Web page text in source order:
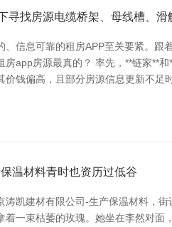
寻找房源电缆桥架、母线槽、
信息可靠的租房APP至关要紧。
app房源最真的？ 率先，**链家**
钱偏高，且部分房源信息更新不足
温材料青时也资历过低谷
凯建材有限公司-生产保温材料，
一束枯萎的玫瑰。她坐在李然对